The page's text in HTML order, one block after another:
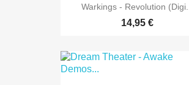
Warkings - Revolution (Digi...
14,95 €